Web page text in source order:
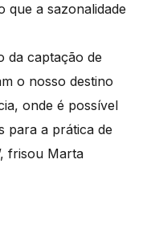
que a sazonalidade
da captação de
o nosso destino
onde é possível
para a prática de
frisou Marta